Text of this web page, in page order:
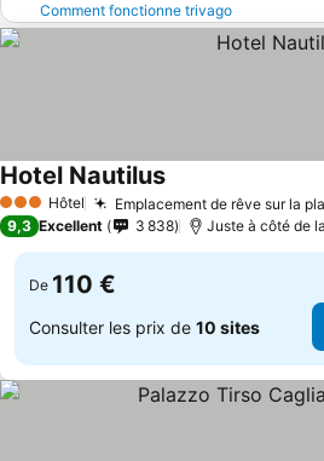
Comment fonctionne trivago
3 ÉtoilesHôtel Emplacement de rêve sur la
Hotel Nautilus
9,3 Excellent 3 838 Juste à côté de
De 110 €
Consulter les prix de 10 sites